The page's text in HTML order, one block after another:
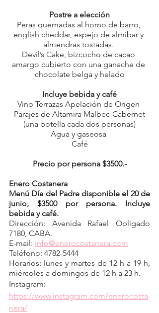
Postre a elección
Peras quemadas al horno de barro,
english cheddar, espejo de almíbar y
almendras tostadas.
Devil’s Cake, bizcocho de cacao
amargo cubierto con una ganache de
chocolate belga y helado
Incluye bebida y café
Vino Terrazas Apelación de Origen
Parajes de Altamira Malbec-Cabernet
(una botella cada dos personas)
Agua y gaseosa
Café
Precio por persona $3500.-
Enero Costanera
Menú Día del Padre disponible el 20 de
junio, $3500 por persona. Incluye
bebida y café.
Dirección: Avenida Rafael Obligado
7180, CABA.
E-mail: info@enerocostanera.com
Teléfono: 4782-5444
Horarios: lunes y martes de 12 h a 19 h,
miércoles a domingos de 12 h a 23 h.
Instagram:
https://www.instagram.com/enerocosta
nera/